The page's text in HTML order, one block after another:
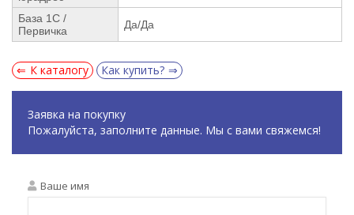
База 1С /
Первичка
Да/Да
К каталогу Как купить?
Заявка на покупку
Пожалуйста, заполните данные. Мы с вами свяжемся!
Ваше имя